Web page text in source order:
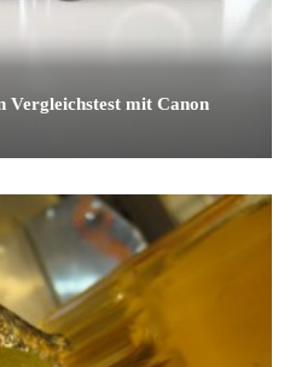
Vergleichstest mit Canon